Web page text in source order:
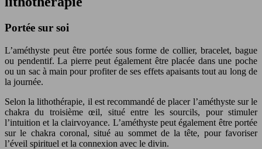
Portée sur soi
L’améthyste peut être portée sous forme de collier, bracelet, bague
ou pendentif. La pierre peut également être placée dans une poche
ou un sac à main pour profiter de ses effets apaisants tout au long de
la journée.
Selon la lithothérapie, il est recommandé de placer l’améthyste sur le
chakra du troisième œil, situé entre les sourcils, pour stimuler
l’intuition et la clairvoyance. L’améthyste peut également être portée
sur le chakra coronal, situé au sommet de la tête, pour favoriser
l’éveil spirituel et la connexion avec le divin.